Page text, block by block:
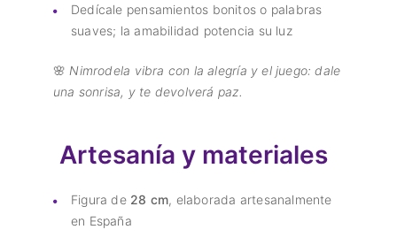
Dedícale pensamientos bonitos o palabras
suaves; la amabilidad potencia su luz
🌸 Nimrodela vibra con la alegría y el juego: dale
una sonrisa, y te devolverá paz.
Artesanía y materiales
Figura de 28 cm, elaborada artesanalmente
en España